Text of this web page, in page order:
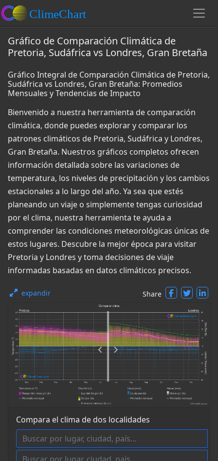
Gráfico de Comparación Climática de
Pretoria, Sudáfrica vs Londres, Gran Bretaña
Gráfico Integral de Comparación Climática de Pretoria,
Sudáfrica vs Londres, Gran Bretaña: Promedios
Mensuales y Tendencias de Impacto
Bienvenido a nuestra herramienta de comparación
climática, donde puedes explorar y comparar los
patrones climáticos de Pretoria, Sudáfrica y Londres,
Gran Bretaña. Nuestros gráficos completos ofrecen
información detallada sobre las variaciones de
temperatura, los niveles de precipitación y los cambios
estacionales a lo largo del año. Ya sea que estés
planeando un viaje o simplemente tengas curiosidad
por el clima, nuestra herramienta te ayuda a
comprender las condiciones meteorológicas únicas de
estos lugares. Descubre la mejor época para visitar
Pretoria y Londres y toma decisiones de viaje
informadas basadas en datos climáticos precisos.
expandir Share
Compara el clima de dos localidades